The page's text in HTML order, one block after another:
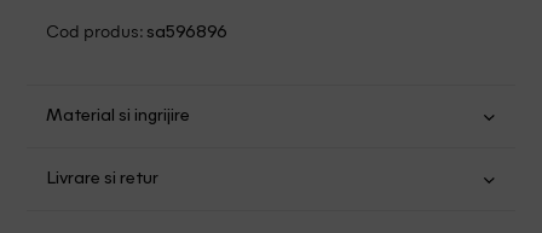
Cod produs: sa596896
Material si ingrijire
Livrare si retur